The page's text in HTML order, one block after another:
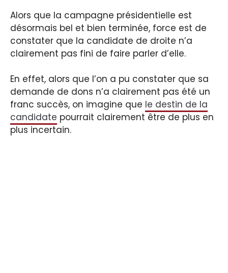
Alors que la campagne présidentielle est
désormais bel et bien terminée, force est de
constater que la candidate de droite n’a
clairement pas fini de faire parler d’elle.
En effet, alors que l’on a pu constater que sa
demande de dons n’a clairement pas été un
franc succès, on imagine que le destin de la
candidate pourrait clairement être de plus en
plus incertain.